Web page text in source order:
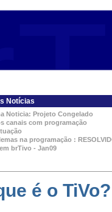
Notícias
Noticia: Projeto Congelado
canais com programação
na programação :
brTivo - Jan09
é o TiVo?